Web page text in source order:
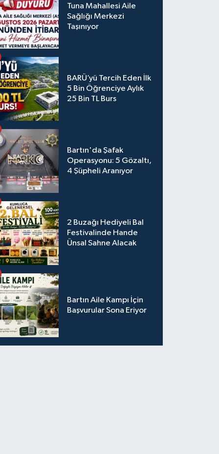
Tuna Mahallesi Aile
Sağlığı Merkezi
Taşınıyor
BARÜ’yü Tercih Eden İlk
5 Bin Öğrenciye Aylık
25 Bin TL Burs
Bartın'da Şafak
Operasyonu: 5 Gözaltı,
4 Şüpheli Aranıyor
2 Buzağı Hediyeli Bal
Festivalinde Hande
Ünsal Sahne Alacak
Bartın Aile Kampı İçin
Başvurular Sona Eriyor